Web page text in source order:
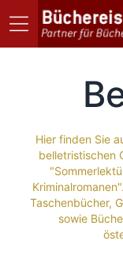
Hier finden Sie
belletristischen
Taschenbücher,
sowie